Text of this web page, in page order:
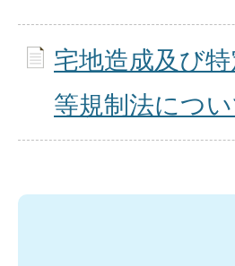
宅地造成及び
等規制法につ